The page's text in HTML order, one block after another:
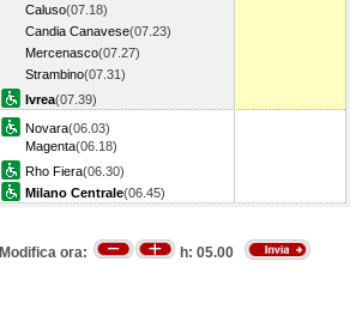
Caluso(07.18)
Candia Canavese(07.23)
Mercenasco(07.27)
Strambino(07.31)
Ivrea(07.39)
Novara(06.03)
Magenta(06.18)
Rho Fiera(06.30)
Milano Centrale(06.45)
Modifica ora: h: 05.00